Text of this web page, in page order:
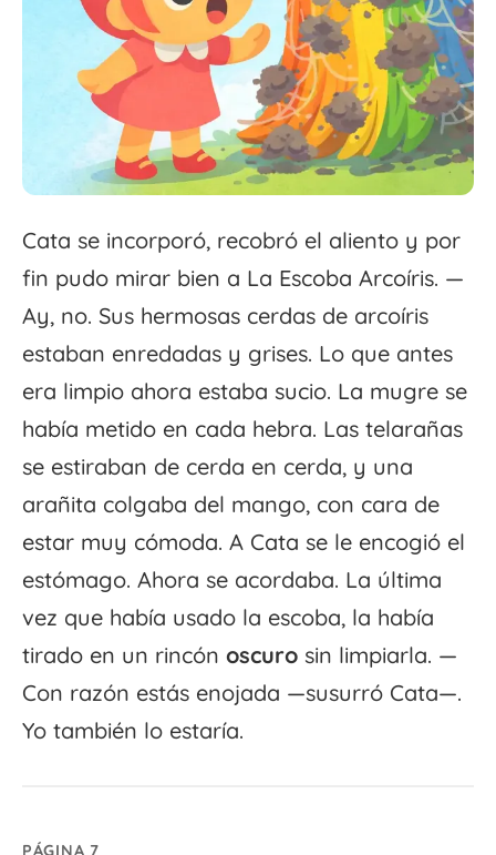
Cata se incorporó, recobró el aliento y por
fin pudo mirar bien a La Escoba Arcoíris. —
Ay, no. Sus hermosas cerdas de arcoíris
estaban enredadas y grises. Lo que antes
era limpio ahora estaba sucio. La mugre se
había metido en cada hebra. Las telarañas
se estiraban de cerda en cerda, y una
arañita colgaba del mango, con cara de
estar muy cómoda. A Cata se le encogió el
estómago. Ahora se acordaba. La última
vez que había usado la escoba, la había
tirado en un rincón oscuro sin limpiarla. —
Con razón estás enojada —susurró Cata—.
Yo también lo estaría.
PÁGINA 7